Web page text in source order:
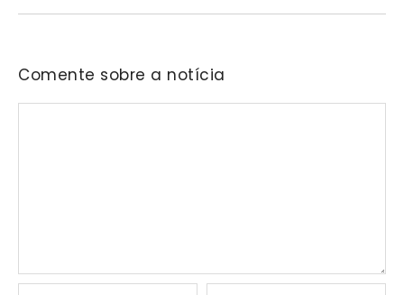
Comente sobre a notícia